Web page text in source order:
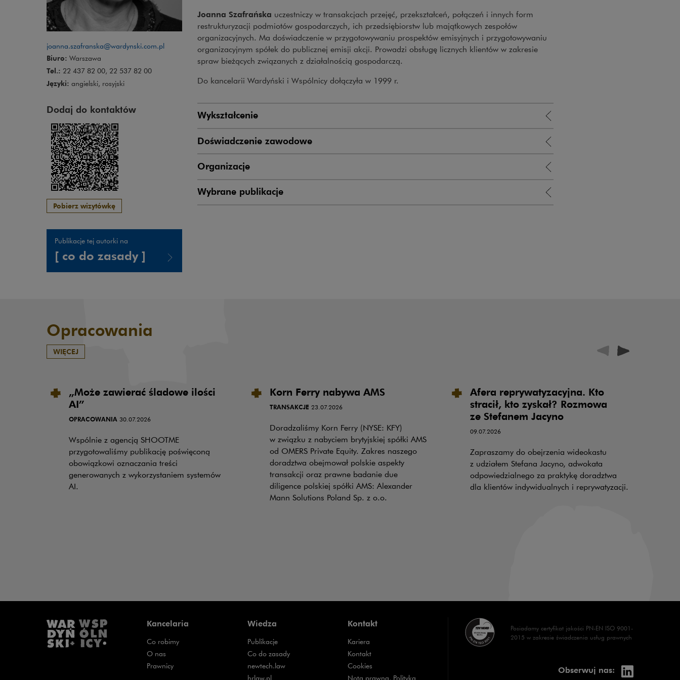
joanna.szafranska@wardynski.com.pl
Biuro: Warszawa
Tel.: 22 437 82 00, 22 537 82 00
Języki: angielski, rosyjski
Dodaj do kontaktów
Pobierz wizytówkę
Publikacje tej autorki na
[ co do zasady ]
Joanna Szafrańska uczestniczy w transakcjach przejęć, przekształceń, połączeń i innych form
restrukturyzacji podmiotów gospodarczych, ich przedsiębiorstw lub majątkowych zespołów
organizacyjnych. Ma doświadczenie w przygotowywaniu prospektów emisyjnych i przygotowywaniu
organizacyjnym spółek do publicznej emisji akcji. Prowadzi obsługę licznych klientów w zakresie
spraw bieżących związanych z działalnością gospodarczą.
Do kancelarii Wardyński i Wspólnicy dołączyła w 1999 r.
Wykształcenie
Doświadczenie zawodowe
Organizacje
Wybrane publikacje
Opracowania
WIĘCEJ
„Może zawierać śladowe ilości
AI”
OPRACOWANIA 30.07.2026
Wspólnie z agencją SHOOTME
przygotowaliśmy publikację poświęconą
obowiązkowi oznaczania treści
generowanych z wykorzystaniem systemów
AI.
Korn Ferry nabywa AMS
TRANSAKCJE 23.07.2026
Doradzaliśmy Korn Ferry (NYSE: KFY)
w związku z nabyciem brytyjskiej spółki AMS
od OMERS Private Equity. Zakres naszego
doradztwa obejmował polskie aspekty
transakcji oraz prawne badanie due
diligence polskiej spółki AMS: Alexander
Mann Solutions Poland Sp. z o.o.
Afera reprywatyzacyjna. Kto
stracił, kto zyskał? Rozmowa
ze Stefanem Jacyno
09.07.2026
Zapraszamy do obejrzenia wideokastu
z udziałem Stefana Jacyno, adwokata
odpowiedzialnego za praktykę doradztwa
dla klientów indywidualnych i reprywatyzacji.
Kancelaria
Co robimy
O nas
Prawnicy
Wiedza
Publikacje
Co do zasadyUwaga, link zostanie otwarty w nowym oknie
newtech.lawUwaga, link zostanie otwarty w nowym oknie
hrlaw.plUwaga, link zostanie otwarty w nowym oknie
Kontakt
Kariera
Kontakt
Cookies
Nota prawna, Polityka
Posiadamy certyfikat jakości PN-EN ISO 9001-
2015 w zakresie świadczenia usług prawnych
Obserwuj nas: